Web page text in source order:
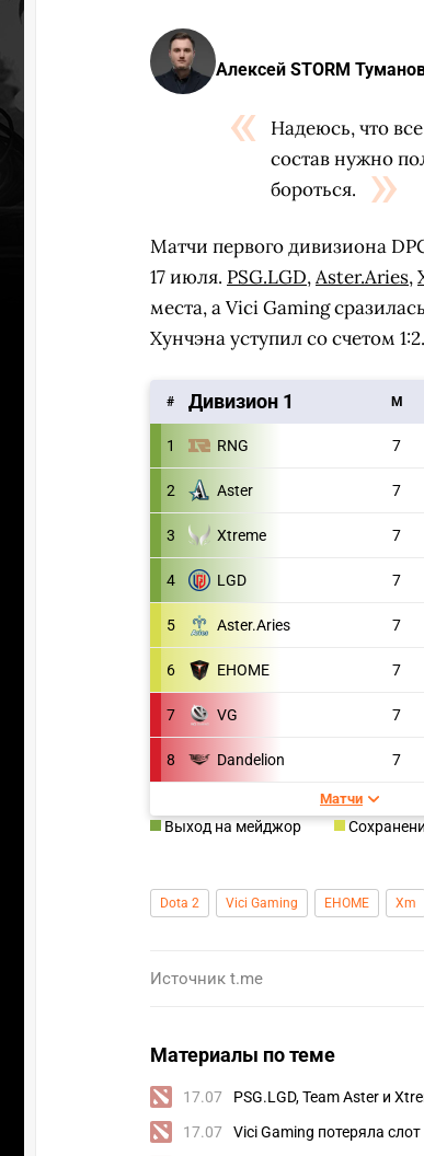
Алексей STORM
Надеюсь, что
состав нужно
бороться.
Матчи первого дивизиона
17 июля. PSG.LGD,Aster.Aries,
места, а Vici Gaming
Хунчэна уступил со счетом 1:2.
# Дивизион 1 M
1 RNG 7
2 Aster 7
3 Xtreme 7
4 LGD 7
5 Aster.Aries 7
6 EHOME 7
7 VG 7
8 Dandelion 7
Матчи
Выход на мейджор
Dota 2 Vici Gaming EHOME Xm
Источник t.me
Материалы по теме
17.07 PSG.LGD, Team Aster и
17.07 Vici Gaming потеряла